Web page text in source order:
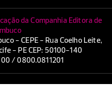
da Companhia Editora de
- CEPE - Rua Coelho Leite,
- PE CEP: 50100-140
/ 0800.0811201